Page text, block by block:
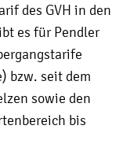
des GVH in den
es für Pendler
bzw. seit dem
sowie den
bis